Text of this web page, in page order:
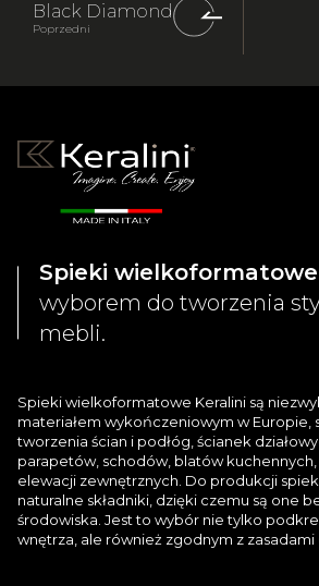
Black Diamond
Poprzedni
Spieki wielkoformatowe
wyborem do tworzenia
mebli.
Spieki wielkoformatowe Keralini są
materiałem wykończeniowym w Europie,
tworzenia ścian i podłóg, ścianek
parapetów, schodów, blatów kuchennych,
elewacji zewnętrznych. Do produkcji
naturalne składniki, dzięki czemu są one
środowiska. Jest to wybór nie tylko
wnętrza, ale również zgodnym z zasadami